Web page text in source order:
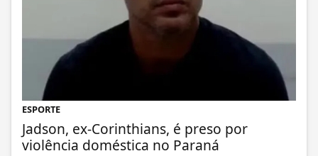
ESPORTE
Jadson, ex-Corinthians, é preso por
violência doméstica no Paraná